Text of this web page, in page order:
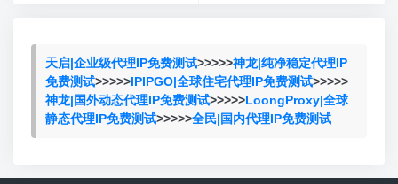
天启|企业级代理IP免费测试>>>>>神龙|纯净稳定代理IP
免费测试>>>>>IPIPGO|全球住宅代理IP免费测试>>>>>
神龙|国外动态代理IP免费测试>>>>>LoongProxy|全球
静态代理IP免费测试>>>>>全民|国内代理IP免费测试